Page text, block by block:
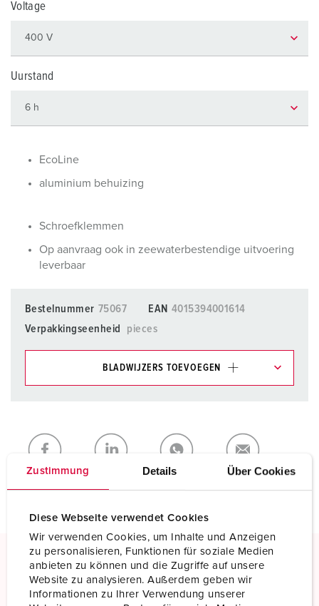
Zustimmung Details Über Cookies
Diese Webseite verwendet Cookies
Wir verwenden Cookies, um Inhalte und Anzeigen
zu personalisieren, Funktionen für soziale Medien
anbieten zu können und die Zugriffe auf unsere
Website zu analysieren. Außerdem geben wir
Informationen zu Ihrer Verwendung unserer
Voltage
Uurstand
EcoLine
aluminium behuizing
Schroefklemmen
Op aanvraag ook in zeewaterbestendige uitvoering
leverbaar
Bestelnummer 75067 EAN 4015394001614
Verpakkingseenheid
pieces
BLADWIJZERS TOEVOEGEN
Mijn lijst TOEVOEGEN
NIEUW LIJST MAKEN
Schroefklemmen
Standaard schroefklemmen